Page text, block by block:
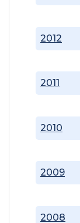
2008
2009
2010
2011
2012